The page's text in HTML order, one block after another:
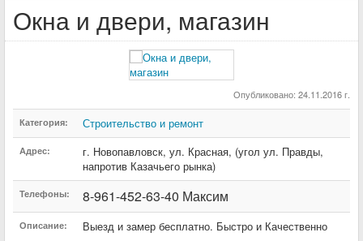
Окна и двери, магазин
Опубликовано: 24.11.2016 г.
Категория: Строительство и ремонт
Адрес: г. Новопавловск, ул. Красная, (угол ул. Правды,
напротив Казачьего рынка)
Телефоны: 8-961-452-63-40 Максим
Описание: Выезд и замер бесплатно. Быстро и Качественно